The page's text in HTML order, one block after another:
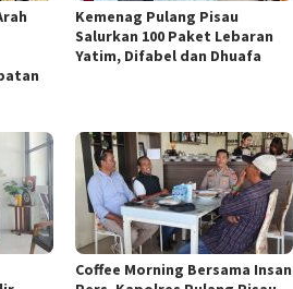
Kemenag Pulang Pisau
Salurkan 100 Paket Lebaran
Yatim, Difabel dan Dhuafa
Coffee Morning Bersama Insan